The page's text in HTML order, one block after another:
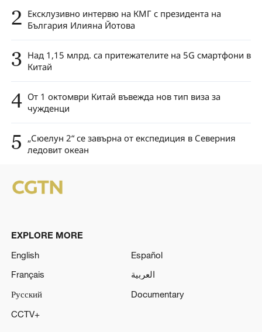
2 Ексклузивно интервю на КМГ с президента на
България Илияна Йотова
3 Над 1,15 млрд. са притежателите на 5G смартфони в
Китай
4 От 1 октомври Китай въвежда нов тип виза за
чужденци
5 „Сюелун 2“ се завърна от експедиция в Северния
ледовит океан
EXPLORE MORE
English
Español
Français
العربية
Русский
Documentary
CCTV+